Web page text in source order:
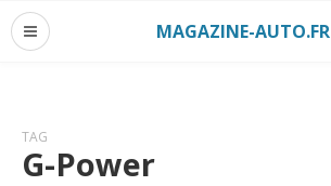
MAGAZINE-AUTO.FR
TAG
G-Power